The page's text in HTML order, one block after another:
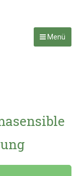
Menü